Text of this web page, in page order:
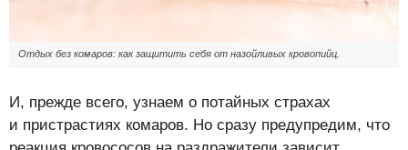
Отдых без комаров: как защитить себя от назойливых кровопийц.
И, прежде всего, узнаем о потайных страхах
и пристрастиях комаров. Но сразу предупредим, что